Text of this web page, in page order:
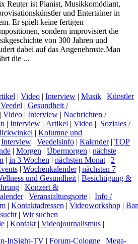
Reuter ist Pianist, Musikkomödiant,
und Entertainer in
Er spielt keine fertigen
sondern improvisiert die
von 300 Jahren und
dabei auf das Angenehmste.Man
die ...
| Video | Interview | Musik | Künstler
| Gesundheit /
| Video | Interview | Nachrichten /
| Interview | Artikel | Video | Soziales /
| Kolumne und
Interview | Veedelsinfo | Kalender| TOP
| Morgen | Übermorgen | nächste
| in 3 Wochen | nächsten Monat | 2
| Wochenkalender| nächsten 7
und Gesundheit | Besichtigung &
| Konzert &
| Veranstaltungsorte | Info /
| Kontaktadressen | Videoworkshop |
| Wir suchen
| Kontakt| Videojournalismus|
InSight-TV | Forum-Cologne | Mega-